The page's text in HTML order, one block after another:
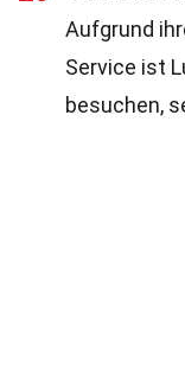
Aufgrund
Service ist
besuchen,